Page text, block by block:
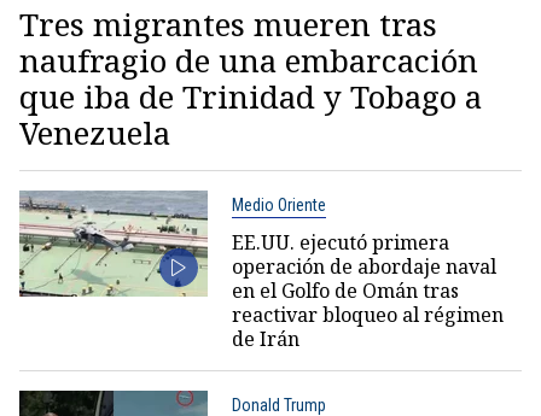
Tres migrantes mueren tras
naufragio de una embarcación
que iba de Trinidad y Tobago a
Venezuela
Medio Oriente
EE.UU. ejecutó primera
operación de abordaje naval
en el Golfo de Omán tras
reactivar bloqueo al régimen
de Irán
Donald Trump